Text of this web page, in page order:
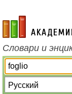
academic.ru
Словари и